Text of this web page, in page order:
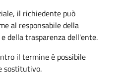
il richiedente può
al responsabile della
della trasparenza dell'ente.
il termine è possibile
sostitutivo.